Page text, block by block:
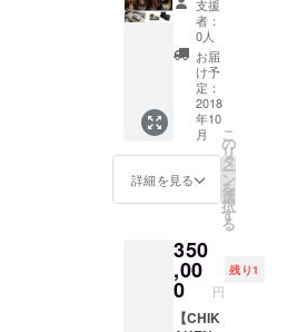
//instag
ram.co
m/p/Bfu
6Grggp
選んで
頂き、
リター
ン購入
時備考
欄にお
好きな
柄の種
類をご
記入お
ンプ
シェー
ドで
す。 落
ち着い
た雰囲
気、ど
の場
所、風
景にも
馴染み
やすい
となっ
ており
ます。
※2種類
の中か
ス】
「ラン
プ
シェー
ド+竹炭
+ステッ
カー」
の３点
セット
です！
３年も
の以上
選定
し、伐
採、寝
かせ
て、さ
支援
者：
0人
お届
け予
定：
2018
年10
月
詳細を見る
こ
の
リ
タ
ー
ン
を
選
択
す
る
350
,00
0 円
残り1
【CHIK